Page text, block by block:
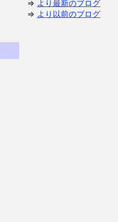
⇒ より最新のブログ
⇒ より以前のブログ